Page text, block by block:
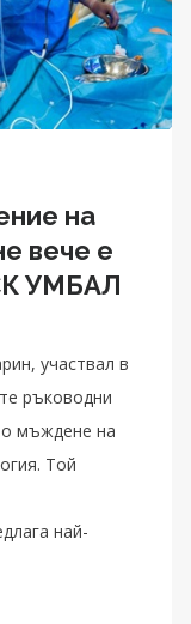
на
вече е
УМБАЛ
участвал в
ръководни
мъждене на
Той
най-